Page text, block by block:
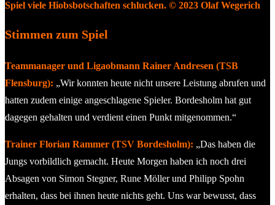
Spiel viele Hiobsbotschaften schlucken. © 2023 Olaf Wegerich
Stimmen zum Spiel
Teammanager und Ligaobmann Rainer Andresen (TSB
Flensburg): „Wir konnten heute nicht unsere Leistung abrufen und
hatten zudem einige angeschlagene Spieler. Bordesholm hat gut
dagegen gehalten und verdient einen Punkt mitgenommen.“
Trainer Florian Rammer (TSV Bordesholm): „Das haben die
Jungs vorbildlich gemacht. Heute Morgen haben ich noch drei
Absagen von Simon Stegner, Rune Möller und Philipp Spohn
erhalten, dass bei ihnen heute nichts geht. Uns war bewusst, dass